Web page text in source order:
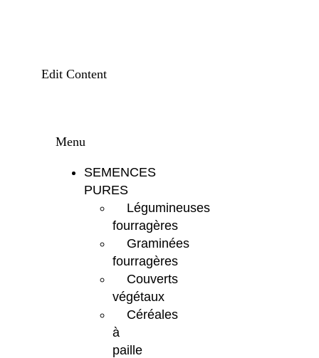
Edit Content
Menu
SEMENCES
PURES
Légumineuses
fourragères
Graminées
fourragères
Couverts
végétaux
Céréales
à
paille